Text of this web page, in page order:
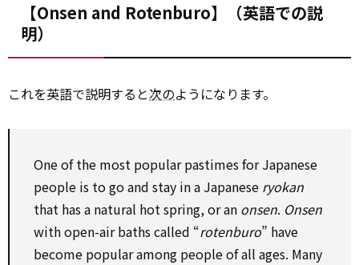
【Onsen and Rotenburo】（英語での説
明）
これを英語で説明すると次のようになります。
One of the most popular pastimes for Japanese
people is to go and stay in a Japanese ryokan
that has a natural hot spring, or an onsen. Onsen
with open-air baths called “rotenburo” have
become popular among people of all ages. Many